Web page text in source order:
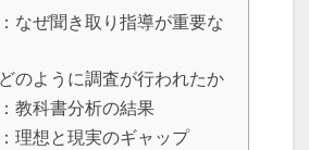
なぜ聞き取り指導が重要な
のように調査が行われたか
教科書分析の結果
理想と現実のギャップ